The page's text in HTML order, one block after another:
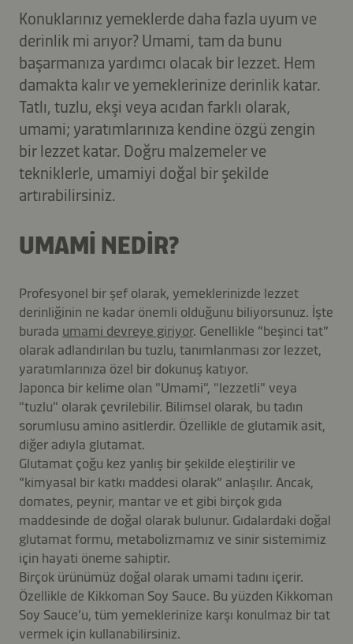
Konuklarınız yemeklerde daha fazla uyum ve
derinlik mi arıyor? Umami, tam da bunu
başarmanıza yardımcı olacak bir lezzet. Hem
damakta kalır ve yemeklerinize derinlik katar.
Tatlı, tuzlu, ekşi veya acıdan farklı olarak,
umami; yaratımlarınıza kendine özgü zengin
bir lezzet katar. Doğru malzemeler ve
tekniklerle, umamiyi doğal bir şekilde
artırabilirsiniz.
UMAMI NEDIR?
Profesyonel bir şef olarak, yemeklerinizde lezzet
derinliğinin ne kadar önemli olduğunu biliyorsunuz. İşte
burada umami devreye giriyor. Genellikle “beşinci tat”
olarak adlandırılan bu tuzlu, tanımlanması zor lezzet,
yaratımlarınıza özel bir dokunuş katıyor.
Japonca bir kelime olan "Umami", "lezzetli" veya
"tuzlu" olarak çevrilebilir. Bilimsel olarak, bu tadın
sorumlusu amino asitlerdir. Özellikle de glutamik asit,
diğer adıyla glutamat.
Glutamat çoğu kez yanlış bir şekilde eleştirilir ve
“kimyasal bir katkı maddesi olarak” anlaşılır. Ancak,
domates, peynir, mantar ve et gibi birçok gıda
maddesinde de doğal olarak bulunur. Gıdalardaki doğal
glutamat formu, metabolizmamız ve sinir sistemimiz
için hayati öneme sahiptir.
Birçok ürünümüz doğal olarak umami tadını içerir.
Özellikle de Kikkoman Soy Sauce. Bu yüzden Kikkoman
Soy Sauce’u, tüm yemeklerinize karşı konulmaz bir tat
vermek için kullanabilirsiniz.